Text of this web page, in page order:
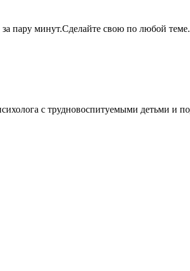
пару минут.Сделайте свою по любой теме.
с трудновоспитуемыми детьми и